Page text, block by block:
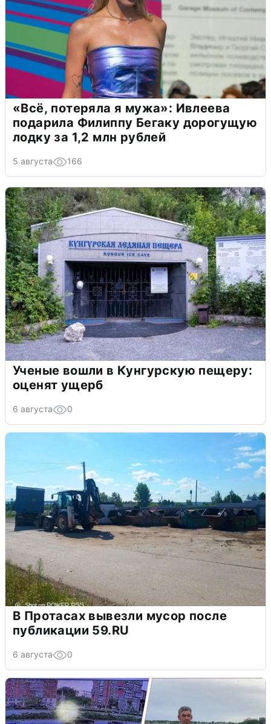
«Всё, потеряла я мужа»: Ивлеева
подарила Филиппу Бегаку дорогущую
лодку за 1,2 млн рублей
5 августа 166
Ученые вошли в Кунгурскую пещеру:
оценят ущерб
6 августа 0
В Протасах вывезли мусор после
публикации 59.RU
6 августа 0